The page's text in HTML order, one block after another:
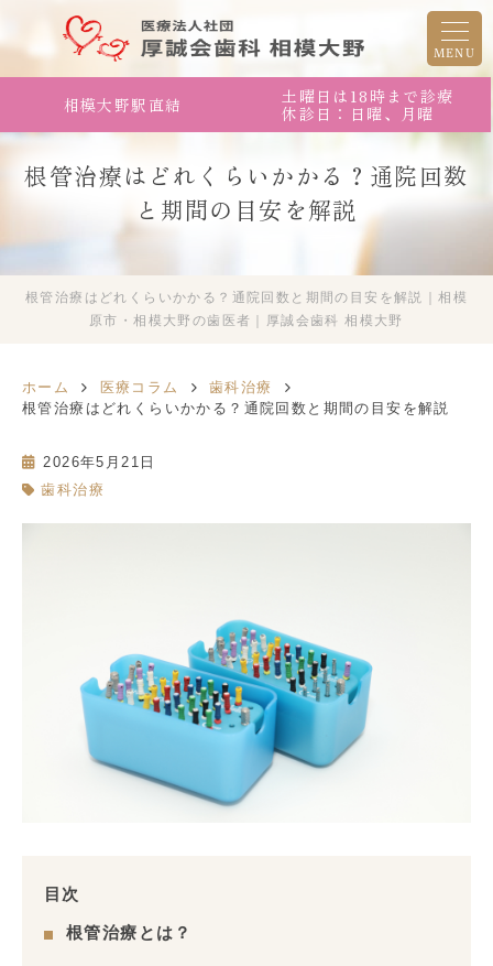
MENU
相模大野駅直結
土曜日は18時まで診療
休診日：日曜、月曜
根管治療はどれくらいかかる？通院回数
と期間の目安を解説
根管治療はどれくらいかかる？通院回数と期間の目安を解説｜相模
原市・相模大野の歯医者｜厚誠会歯科 相模大野
ホーム 医療コラム
歯科治療
根管治療はどれくらいかかる？通院回数と期間の目安を解説
2026年5月21日
歯科治療
目次
根管治療とは？